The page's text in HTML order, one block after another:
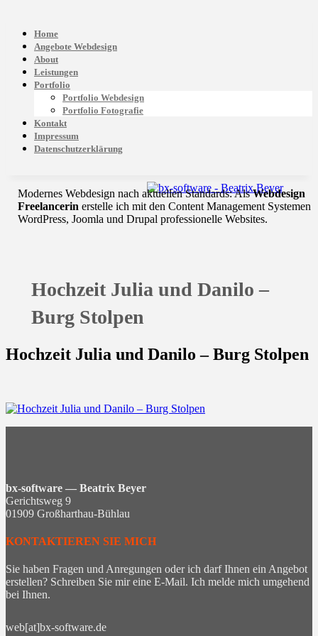
Home
Angebote Webdesign
About
Leistungen
Portfolio
Portfolio Webdesign
Portfolio Fotografie
Kontakt
Impressum
Datenschutzerklärung
Modernes Webdesign nach aktuellen Standards: AlsWebdesign
Freelancerin erstelle ich mit den Content Management Systemen
WordPress, Joomla und Drupal professionelle Websites.
Hochzeit Julia und Danilo –
Burg Stolpen
Hochzeit Julia und Danilo – Burg Stolpen
bx-software — Beatrix Beyer
Gerichtsweg 9
01909 Großharthau-Bühlau
KONTAKTIEREN SIE MICH
Sie haben Fragen und Anregungen oder ich darf Ihnen ein Angebot
erstellen? Schreiben Sie mir eine E-Mail. Ich melde mich umgehend
bei Ihnen.
web[at]bx-software.de